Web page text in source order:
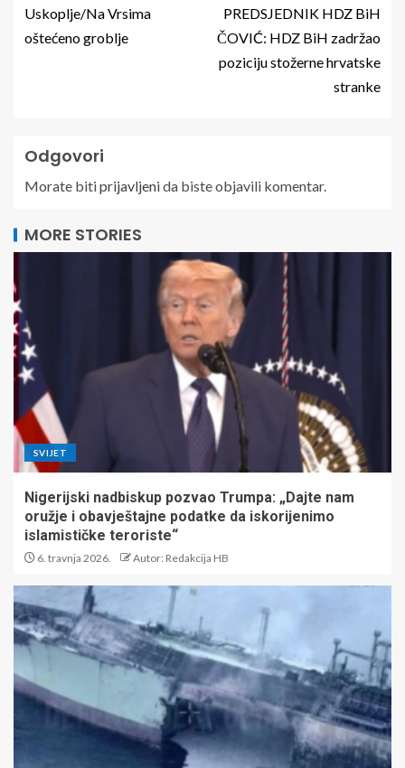
Uskoplje/Na Vrsima
oštećeno groblje
PREDSJEDNIK HDZ BiH
ČOVIĆ: HDZ BiH zadržao
poziciju stožerne hrvatske
stranke
Odgovori
Morate bitiprijavljenida biste objavili komentar.
MORE STORIES
SVIJET
Nigerijski nadbiskup pozvao Trumpa: „Dajte nam
oružje i obavještajne podatke da iskorijenimo
islamističke teroriste“
6. travnja 2026. Autor: Redakcija HB